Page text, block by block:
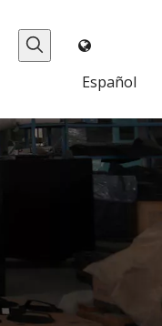
Español